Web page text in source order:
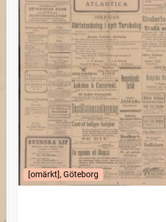
[omärkt], Göteborg